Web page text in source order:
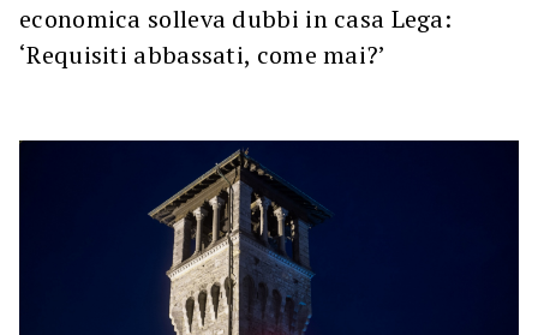
economica solleva dubbi in casa Lega:
‘Requisiti abbassati, come mai?’